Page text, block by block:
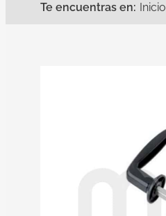
Te encuentras en: Inicio